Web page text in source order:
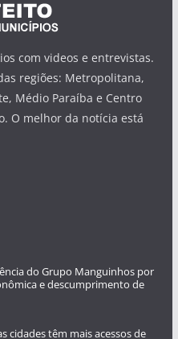
com videos e entrevistas.
regiões: Metropolitana,
Médio Paraíba e Centro
O melhor da notícia está
do Grupo Manguinhos por
e descumprimento de
cidades têm mais acessos de